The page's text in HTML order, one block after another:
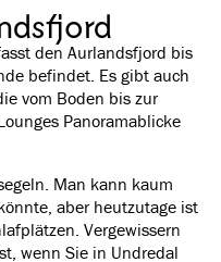
den Aurlandsfjord bis
befindet. Es gibt auch
vom Boden bis zur
Panoramablicke
Man kann kaum
aber heutzutage ist
Vergewissern
wenn Sie in Undredal